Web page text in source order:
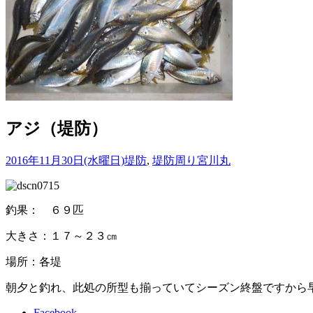
アジ（堤防）
2016年11月30日(水曜日)堤防, 堤防周り 宮川丸
釣果： ６９匹
大きさ：１７～２３㎝
場所：各堤
朝夕と釣れ、此処の所型も揃っていてシーズン終盤ですから